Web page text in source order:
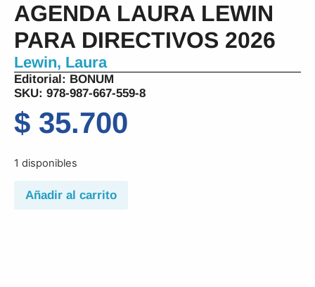
AGENDA LAURA LEWIN
PARA DIRECTIVOS 2026
Lewin, Laura
Editorial: BONUM
SKU: 978-987-667-559-8
$ 35.700
1 disponibles
Añadir al carrito